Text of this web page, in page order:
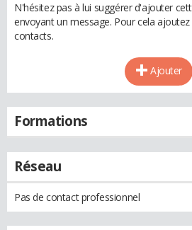
N'hésitez pas à lui suggérer d'ajouter
envoyant un message. Pour cela
contacts.
Ajouter
Formations
Réseau
Pas de contact professionnel